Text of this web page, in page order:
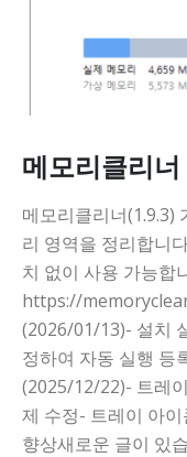
메모리클리
메모리클리너(1.9.3)
리 영역을 정리합니
치 없이 사용 가능합
https://
(2026/01/13)- 설치
정하여 자동 실행 등
(2025/12/22)- 트레
제 수정- 트레이 아
향상새로운 글이 있